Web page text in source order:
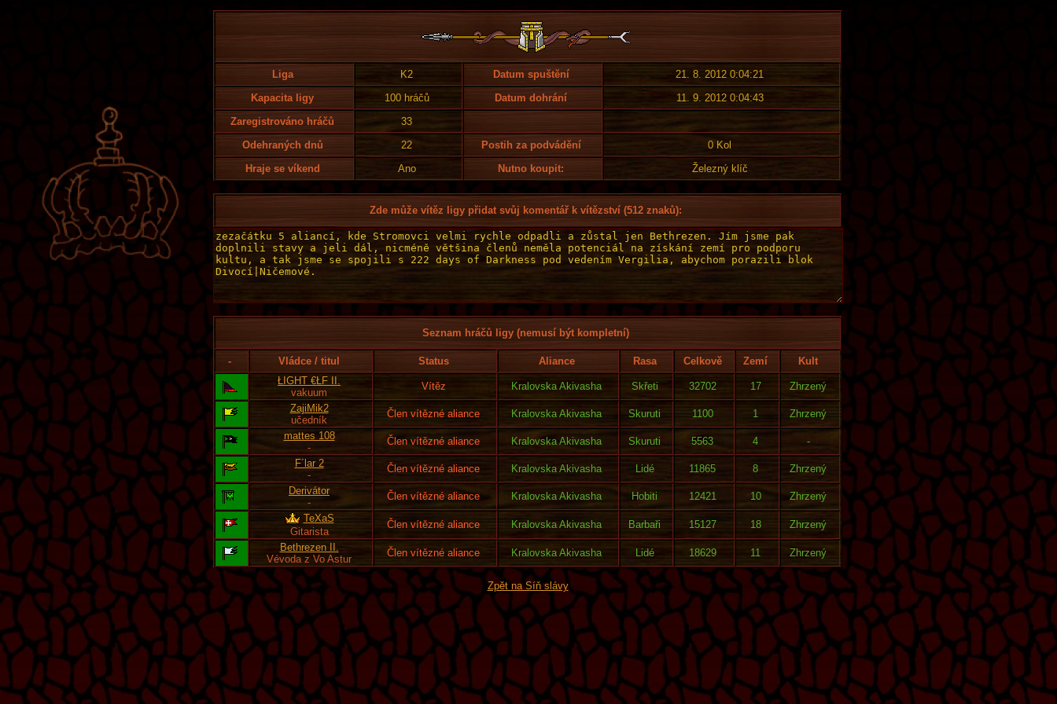
Liga K2 Datum spuštění
21. 8. 2012 0:04:21
Kapacita ligy
100 hráčů Datum dohrání
11. 9. 2012 0:04:43
Zaregistrováno hráčů
33
Odehraných dnů
22 Postih za podvádění
0 Kol
Hraje se víkend
Ano Nutno koupit: Železný klíč
Zde může vítěz ligy přidat svůj komentář k vítězství (512 znaků):
Seznam hráčů ligy (nemusí být kompletní)
- Vládce / titul Status Aliance Rasa Celkově Zemí
Kult
ŁIGHT €ŁF II.
vakuum
Vítěz Kralovska Akivasha Skřeti 32702 17
Zhrzený
ZajiMik2
učedník
Člen vítězné aliance Kralovska Akivasha Skuruti 1100 1
Zhrzený
mattes 108
-
Člen vítězné aliance Kralovska Akivasha Skuruti 5563 4
-
F´lar 2
-
Člen vítězné aliance Kralovska Akivasha Lidé 11865 8
Zhrzený
Derivátor
-
Člen vítězné aliance Kralovska Akivasha Hobiti 12421 10
Zhrzený
TeXaS
Gitarista
Člen vítězné aliance Kralovska Akivasha Barbaři 15127 18
Zhrzený
Bethrezen II.
Vévoda z Vo Astur
Člen vítězné aliance Kralovska Akivasha Lidé 18629 11 Zhrzený
Zpět na Síň slávy